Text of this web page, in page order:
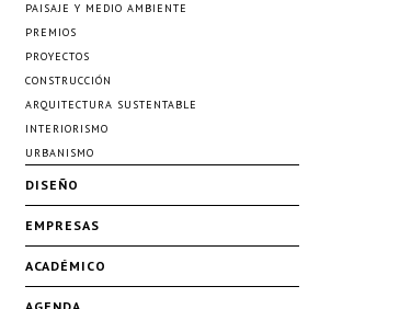
PAISAJE Y MEDIO AMBIENTE
PREMIOS
PROYECTOS
CONSTRUCCIÓN
ARQUITECTURA SUSTENTABLE
INTERIORISMO
URBANISMO
DISEÑO
EMPRESAS
ACADÉMICO